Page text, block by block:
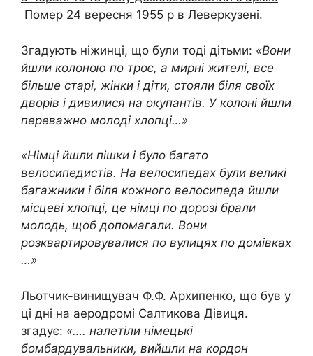
Помер 24 вересня 1955 р в Леверкузені.
Згадують ніжинці, що були тоді дітьми: «Вони
йшли колоною по троє, а мирні жителі, все
більше старі, жінки і діти, стояли біля своїх
дворів і дивилися на окупантів. У колоні йшли
переважно молоді хлопці…»
«Німці йшли пішки і було багато
велосипедистів. На велосипедах були великі
багажники і біля кожного велосипеда йшли
місцеві хлопці, це німці по дорозі брали
молодь, щоб допомагали. Вони
розквартировувалися по вулицях по домівках
…»
Льотчик-винищувач Ф.Ф. Архипенко, що був у
ці дні на аеродромі Салтикова Дівиця.
згадує: «…. налетіли німецькі
бомбардувальники, вийшли на кордон